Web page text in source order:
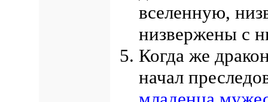
вселенную,
низвержены с
Когда же
начал